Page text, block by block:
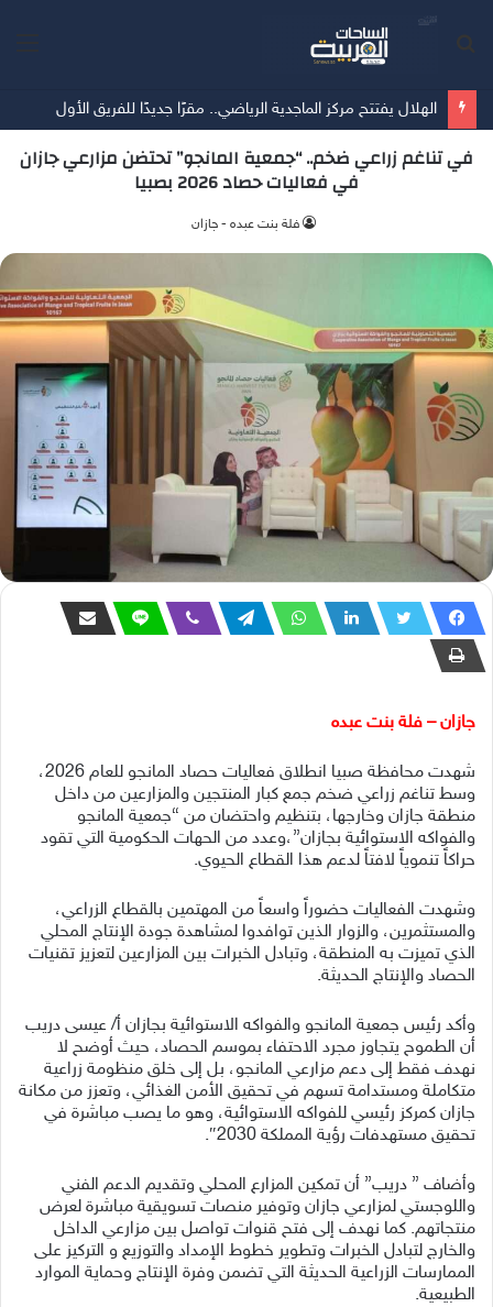
الهلال يفتتح مركز الماجدية الرياضي.. مقرًا جديدًا للفريق الأول
في تناغم زراعي ضخم.. “جمعية المانجو” تحتضن مزارعي جازان
في فعاليات حصاد 2026 بصبيا
فلة بنت عبده - جازان
جازان – فلة بنت عبده
شهدت محافظة صبيا انطلاق فعاليات حصاد المانجو للعام 2026،
وسط تناغم زراعي ضخم جمع كبار المنتجين والمزارعين من داخل
منطقة جازان وخارجها، بتنظيم واحتضان من “جمعية المانجو
والفواكه الاستوائية بجازان”،وعدد من الحهات الحكومية التي تقود
حراكاً تنموياً لافتاً لدعم هذا القطاع الحيوي.
وشهدت الفعاليات حضوراً واسعاً من المهتمين بالقطاع الزراعي،
والمستثمرين، والزوار الذين توافدوا لمشاهدة جودة الإنتاج المحلي
الذي تميزت به المنطقة، وتبادل الخبرات بين المزارعين لتعزيز تقنيات
الحصاد والإنتاج الحديثة.
وأكد رئيس جمعية المانجو والفواكه الاستوائية بجازان أ/ عيسى دريب
أن الطموح يتجاوز مجرد الاحتفاء بموسم الحصاد، حيث أوضح لا
نهدف فقط إلى دعم مزارعي المانجو، بل إلى خلق منظومة زراعية
متكاملة ومستدامة تسهم في تحقيق الأمن الغذائي، وتعزز من مكانة
جازان كمركز رئيسي للفواكه الاستوائية، وهو ما يصب مباشرة في
تحقيق مستهدفات رؤية المملكة 2030″.
وأضاف ” دريب” أن تمكين المزارع المحلي وتقديم الدعم الفني
واللوجستي لمزارعي جازان وتوفير منصات تسويقية مباشرة لعرض
منتجاتهم. كما نهدف إلى فتح قنوات تواصل بين مزارعي الداخل
والخارج لتبادل الخبرات وتطوير خطوط الإمداد والتوزيع و التركيز على
الممارسات الزراعية الحديثة التي تضمن وفرة الإنتاج وحماية الموارد
الطبيعية.